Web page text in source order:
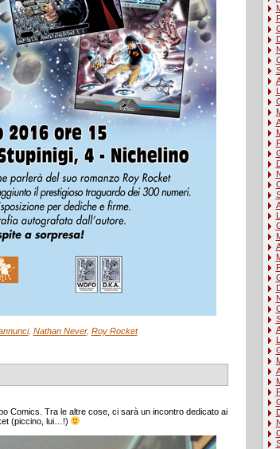
, Nathan Never, Roy Rocket
Comics. Tra le altre cose, ci sarà un incontro dedicato ai
(piccino, lui…!)